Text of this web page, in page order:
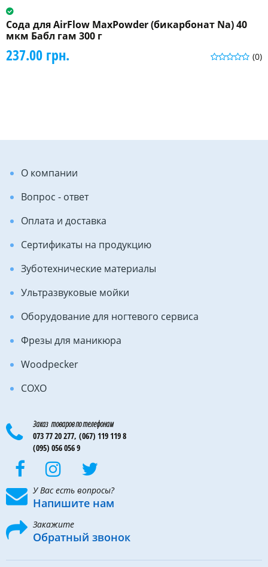
Сода для AirFlow MaxPowder (бикарбонат Na) 40
мкм Бабл гам 300 г
(0)
237.00 грн.
О компании
Вопрос - ответ
Оплата и доставка
Сертификаты на продукцию
Зуботехнические материалы
Ультразвуковые мойки
Оборудование для ногтевого сервиса
Фрезы для маникюра
Woodpecker
COXO
Заказ товаров по телефонам
073 77 20 277, (067) 119 119 8
(095) 056 056 9
У Вас есть вопросы?
Напишите нам
Закажите
Обратный звонок